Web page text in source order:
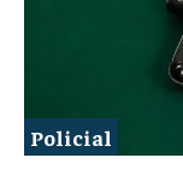
Policial